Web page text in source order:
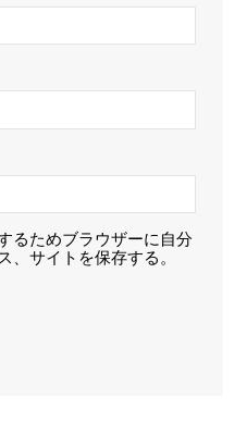
るためブラウザーに自分
、サイトを保存する。